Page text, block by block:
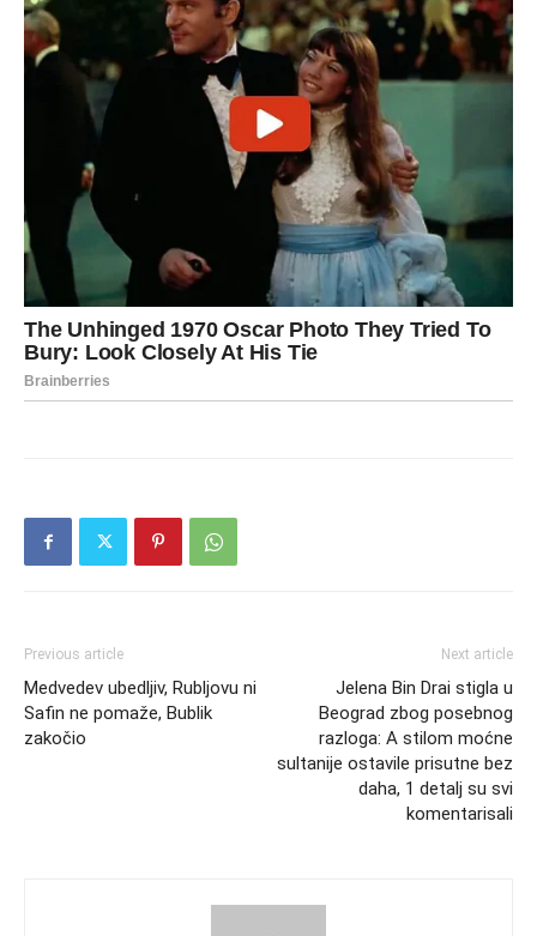
Previous article
Medvedev ubedljiv, Rubljovu ni
Safin ne pomaže, Bublik
zakočio
Next article
Jelena Bin Drai stigla u
Beograd zbog posebnog
razloga: A stilom moćne
sultanije ostavile prisutne bez
daha, 1 detalj su svi
komentarisali